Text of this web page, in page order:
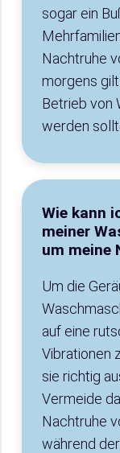
sogar ein
Nachtruhe
morgens
Betrieb von
werden
Wie kann
meiner
um meine
Um die
auf eine
Vibrationen
sie richtig
Vermeide
Nachtruhe
während